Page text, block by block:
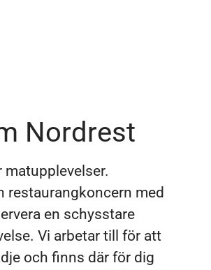
Nordrest
restaurangkoncern med
en schysstare
Vi arbetar till för att
och finns där för dig